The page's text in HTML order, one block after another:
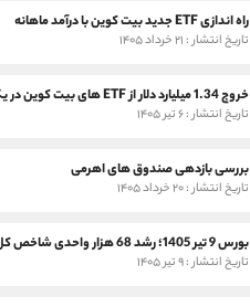
راه اندازی ETF جدید بیت کوین با درآمد ماهانه
تاریخ انتشار : ۲۱ خرداد ۱۴۰۵
خروج 1.34 میلیارد دلار از ETF های بیت کوین در یک هفته
تاریخ انتشار : ۶ تیر ۱۴۰۵
بررسی بازدهی صندوق های اهرمی
تاریخ انتشار : ۲۰ خرداد ۱۴۰۵
تاریخ انتشار : ۹ تیر ۱۴۰۵